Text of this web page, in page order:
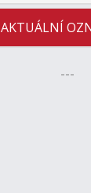
AKTUÁLNÍ
---